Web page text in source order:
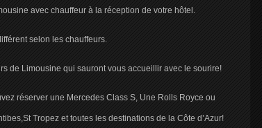
avec chauffeur à la réception de votre hôtel.
selon les chauffeurs.
de Limousine qui sauront vous accueillir avec le sourire!
réserver une Mercedes Class S, Une Rolls Royce ou
Tropez et toutes les destinations de la Côte d’Azur!